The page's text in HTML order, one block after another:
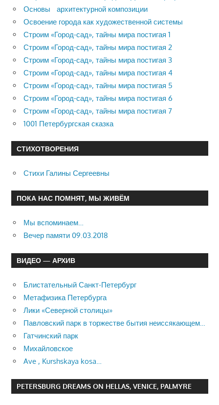
Основы архитектурной композиции
Освоение города как художественной системы
Строим «Город-сад», тайны мира постигая 1
Строим «Город-сад», тайны мира постигая 2
Строим «Город-сад», тайны мира постигая 3
Строим «Город-сад», тайны мира постигая 4
Строим «Город-сад», тайны мира постигая 5
Строим «Город-сад», тайны мира постигая 6
Строим «Город-сад», тайны мира постигая 7
1001 Петербургская сказка
СТИХОТВОРЕНИЯ
Стихи Галины Сергеевны
ПОКА НАС ПОМНЯТ, МЫ ЖИВЁМ
Мы вспоминаем…
Вечер памяти 09.03.2018
ВИДЕО — АРХИВ
Блистательный Санкт-Петербург
Метафизика Петербурга
Лики «Северной столицы»
Павловский парк в торжестве бытия неиссякающем…
Гатчинский парк
Михайловское
Ave , Kurshskaya kosa…
PETERSBURG DREAMS ON HELLAS, VENICE, PALMYRE